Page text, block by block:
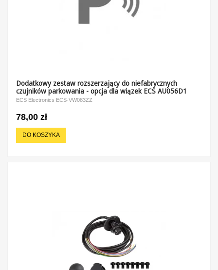
Dodatkowy zestaw rozszerzający do niefabrycznych
czujników parkowania - opcja dla wiązek ECS AU056D1
ECS Electronics ECS-VW083ZZ
78,00 zł
DO KOSZYKA